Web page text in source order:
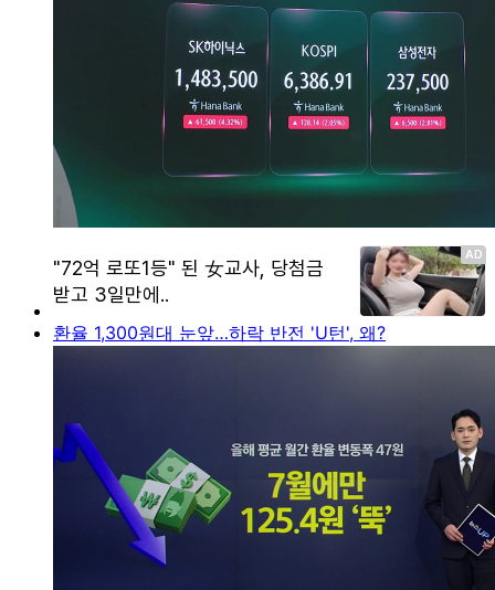
환율 1,300원대 눈앞…하락 반전 'U턴', 왜?